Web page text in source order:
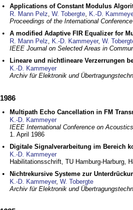
Applications of Constant Modulus
R. Mann Pelz, W. Tobergte, K.-D.
Proceedings of the International
A modified Adaptive FIR Equalizer for
R. Mann Pelz, K.-D. Kammeyer, W.
IEEE Journal on Selected Areas in
Lineare und nichtlineare Verzerrungen
K.-D. Kammeyer
Archiv für Elektronik und
1986
Multipath Echo Cancellation in FM
K.-D. Kammeyer
IEEE International Conference on
1. April 1986
Digitale Signalverarbeitung im Bereich
K.-D. Kammeyer
Habilitationsschrift, TU Hamburg-Harburg,
Nichtrekursive Systeme zur
K.-D. Kammeyer, W. Tobergte
Archiv für Elektronik und